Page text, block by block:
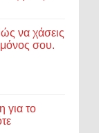
να χάσεις
μόνος σου.
για το